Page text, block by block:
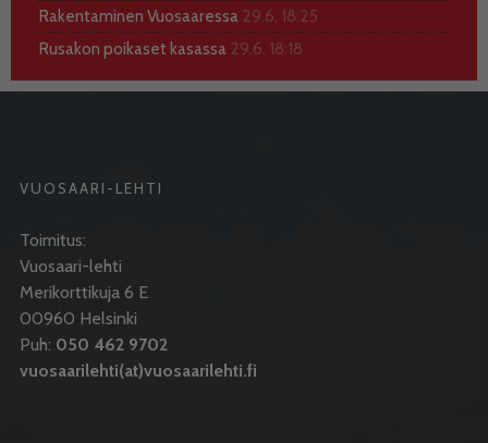
Rakentaminen Vuosaaressa 29.6. 18:25
Rusakon poikaset kasassa 29.6. 18:18
VUOSAARI-LEHTI
Toimitus:
Vuosaari-lehti
Merikorttikuja 6 E
00960 Helsinki
Puh: 050 462 9702
vuosaarilehti(at)vuosaarilehti.fi